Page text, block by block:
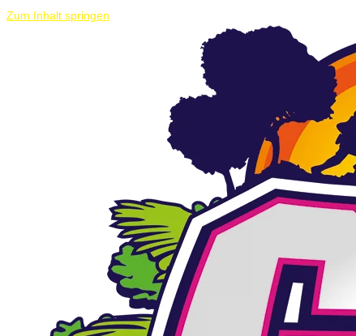
Zum Inhalt springen